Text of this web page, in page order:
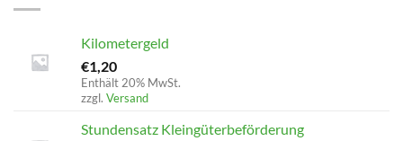
Kilometergeld
€1,20
Enthält 20% MwSt.
zzgl. Versand
Stundensatz Kleingüterbeförderung